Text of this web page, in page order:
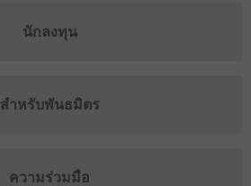
นักลงทุน
สำหรับพันธมิตร
ความร่วมมือ